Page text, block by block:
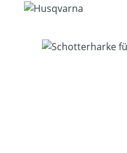
Bildergalerie überspringen